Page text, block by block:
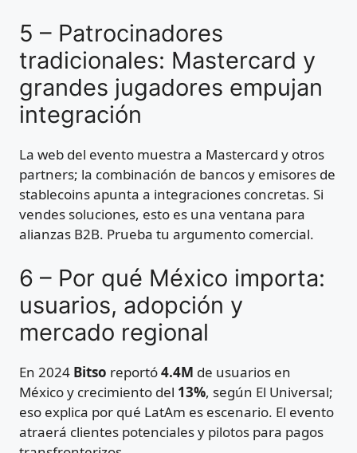
5 – Patrocinadores
tradicionales: Mastercard y
grandes jugadores empujan
integración
La web del evento muestra a Mastercard y otros
partners; la combinación de bancos y emisores de
stablecoins apunta a integraciones concretas. Si
vendes soluciones, esto es una ventana para
alianzas B2B. Prueba tu argumento comercial.
6 – Por qué México importa:
usuarios, adopción y
mercado regional
En 2024 Bitso reportó4.4M de usuarios en
México y crecimiento del 13%, según El Universal;
eso explica por qué LatAm es escenario. El evento
atraerá clientes potenciales y pilotos para pagos